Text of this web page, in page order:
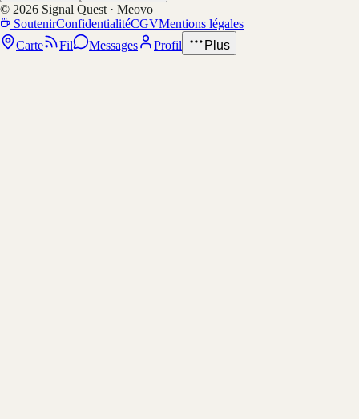
© 2026 Signal Quest · Meovo
SoutenirConfidentialitéCGVMentions légales
Carte
Fil Messages Profil Plus